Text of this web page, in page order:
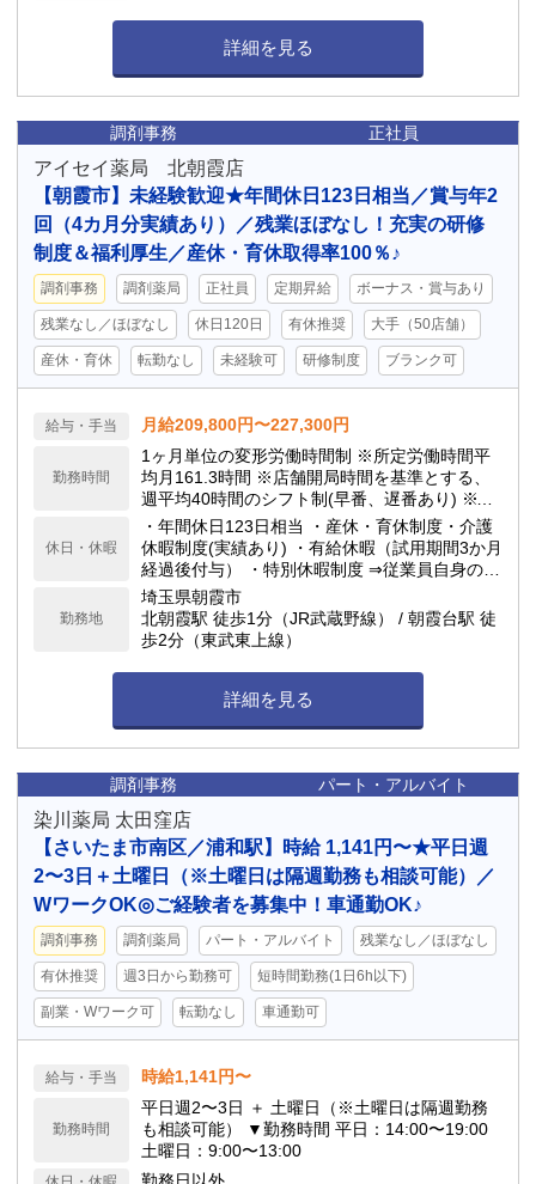
詳細を見る
調剤事務 正社員
アイセイ薬局 北朝霞店
【朝霞市】未経験歓迎★年間休日123日相当／賞与年2
回（4カ月分実績あり）／残業ほぼなし！充実の研修
制度＆福利厚生／産休・育休取得率100％♪
調剤事務 調剤薬局 正社員 定期昇給 ボーナス・賞与あり
残業なし／ほぼなし 休日120日 有休推奨 大手（50店舗）
産休・育休 転勤なし 未経験可 研修制度 ブランク可
給与・手当 月給209,800円〜227,300円
勤務時間
1ヶ月単位の変形労働時間制 ※所定労働時間平
均月161.3時間 ※店舗開局時間を基準とする、
週平均40時間のシフト制(早番、遅番あり) ※シ
フト制のため繁忙期以外、殆ど残業はありませ
ん ※日祝勤務の場合は日祝出勤手当3,000円を
支給します
休日・休暇
・年間休日123日相当 ・産休・育休制度・介護
休暇制度(実績あり) ・有給休暇（試用期間3か月
経過後付与） ・特別休暇制度 ⇒従業員自身の結
婚時：5日間 ⇒配偶者の出産時：3日間 ⇒忌引き
休暇：最大7日間
勤務地
埼玉県朝霞市
北朝霞駅 徒歩1分（JR武蔵野線） / 朝霞台駅 徒
歩2分（東武東上線）
詳細を見る
調剤事務 パート・アルバイト
染川薬局 太田窪店
【さいたま市南区／浦和駅】時給 1,141円〜★平日週
2〜3日＋土曜日（※土曜日は隔週勤務も相談可能）／
WワークOK◎ご経験者を募集中！車通勤OK♪
調剤事務 調剤薬局 パート・アルバイト 残業なし／ほぼなし
有休推奨 週3日から勤務可 短時間勤務(1日6h以下)
副業・Wワーク可 転勤なし 車通勤可
給与・手当 時給1,141円〜
勤務時間
平日週2〜3日 ＋ 土曜日（※土曜日は隔週勤務
も相談可能） ▼勤務時間 平日：14:00〜19:00
土曜日：9:00〜13:00